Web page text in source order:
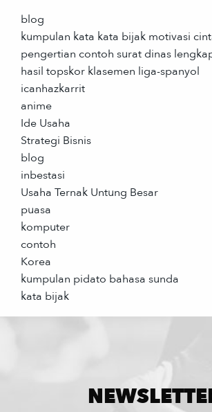
blog
kumpulan kata kata bijak motivasi
pengertian contoh surat dinas
hasil topskor klasemen liga-spanyol
icanhazkarrit
anime
Ide Usaha
Strategi Bisnis
blog
inbestasi
Usaha Ternak Untung Besar
puasa
komputer
contoh
Korea
kumpulan pidato bahasa sunda
kata bijak